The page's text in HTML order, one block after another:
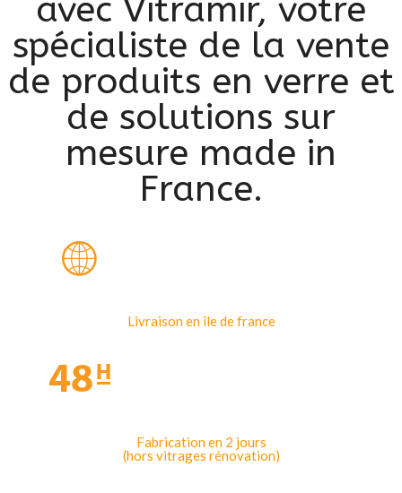
avec Vitramir, votre
spécialiste de la vente
de produits en verre et
de solutions sur
mesure made in
France.
Livraison en île de france
Fabrication en 2 jours
(hors vitrages rénovation)